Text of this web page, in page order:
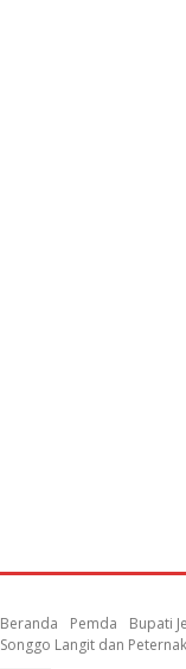
Beranda Pemda
Bupati
Songgo Langit dan